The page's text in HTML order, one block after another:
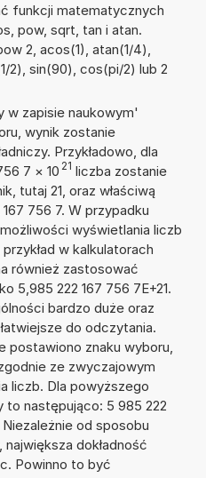
funkcji matematycznych
pow, sqrt, tan i atan.
2, acos(1), atan(1/4),
2), sin(90), cos(pi/2) lub 2
w zapisie naukowym'
wynik zostanie
Przykładowo, dla
7 × 10 21 liczba zostanie
tutaj 21, oraz właściwą
756 7. W przypadku
wyświetlania liczb
w kalkulatorach
również zastosować
5,985 222 167 756 7E+21.
bardzo duże oraz
do odczytania.
postawiono znaku wyboru,
ze zwyczajowym
liczb. Dla powyższego
to następująco: 5 985 222
od sposobu
dokładność
Powinno to być